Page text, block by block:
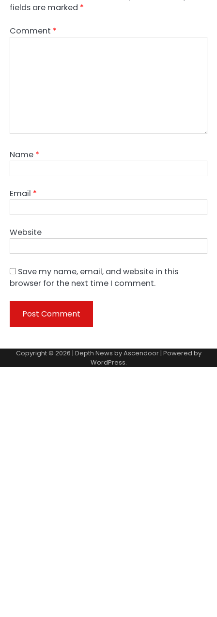
fields are marked *
Comment *
Name *
Email *
Website
Save my name, email, and website in this
browser for the next time I comment.
Copyright © 2026 | Depth News byAscendoor| Powered by
WordPress.